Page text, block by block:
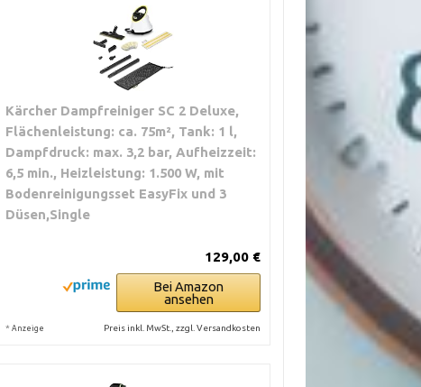
eingetrockneter
kleine
Flecken,
Lebensmittel
Kärcher Dampfreiniger SC 2 Deluxe,
Flächenleistung: ca. 75m², Tank: 1 l,
Dampfdruck: max. 3,2 bar, Aufheizzeit:
6,5 min., Heizleistung: 1.500 W, mit
Bodenreinigungsset EasyFix und 3
Düsen,Single
129,00 €
Bei Amazon
ansehen
* Anzeige Preis inkl. MwSt., zzgl. Versandkosten